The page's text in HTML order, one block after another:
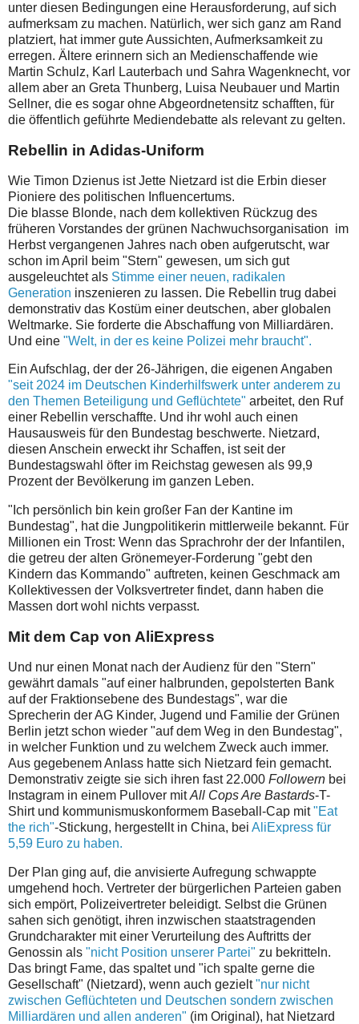
unter diesen Bedingungen eine Herausforderung, auf sich
aufmerksam zu machen. Natürlich, wer sich ganz am Rand
platziert, hat immer gute Aussichten, Aufmerksamkeit zu
erregen. Ältere erinnern sich an Medienschaffende wie
Martin Schulz, Karl Lauterbach und Sahra Wagenknecht, vor
allem aber an Greta Thunberg, Luisa Neubauer und Martin
Sellner, die es sogar ohne Abgeordnetensitz schafften, für
die öffentlich geführte Mediendebatte als relevant zu gelten.
Rebellin in Adidas-Uniform
Wie Timon Dzienus ist Jette Nietzard ist die Erbin dieser
Pioniere des politischen Influencertums.
Die blasse Blonde, nach dem kollektiven Rückzug des
früheren Vorstandes der grünen Nachwuchsorganisation im
Herbst vergangenen Jahres nach oben aufgerutscht, war
schon im April beim "Stern" gewesen, um sich gut
ausgeleuchtet als Stimme einer neuen, radikalen
Generation inszenieren zu lassen. Die Rebellin trug dabei
demonstrativ das Kostüm einer deutschen, aber globalen
Weltmarke. Sie forderte die Abschaffung von Milliardären.
Und eine "Welt, in der es keine Polizei mehr braucht".
Ein Aufschlag, der der 26-Jährigen, die eigenen Angaben
"seit 2024 im Deutschen Kinderhilfswerk unter anderem zu
den Themen Beteiligung und Geflüchtete" arbeitet, den Ruf
einer Rebellin verschaffte. Und ihr wohl auch einen
Hausausweis für den Bundestag beschwerte. Nietzard,
diesen Anschein erweckt ihr Schaffen, ist seit der
Bundestagswahl öfter im Reichstag gewesen als 99,9
Prozent der Bevölkerung im ganzen Leben.
"Ich persönlich bin kein großer Fan der Kantine im
Bundestag", hat die Jungpolitikerin mittlerweile bekannt. Für
Millionen ein Trost: Wenn das Sprachrohr der der Infantilen,
die getreu der alten Grönemeyer-Forderung "gebt den
Kindern das Kommando" auftreten, keinen Geschmack am
Kollektivessen der Volksvertreter findet, dann haben die
Massen dort wohl nichts verpasst.
Mit dem Cap von AliExpress
Und nur einen Monat nach der Audienz für den "Stern"
gewährt damals "auf einer halbrunden, gepolsterten Bank
auf der Fraktionsebene des Bundestags", war die
Sprecherin der AG Kinder, Jugend und Familie der Grünen
Berlin jetzt schon wieder "auf dem Weg in den Bundestag",
in welcher Funktion und zu welchem Zweck auch immer.
Aus gegebenem Anlass hatte sich Nietzard fein gemacht.
Demonstrativ zeigte sie sich ihren fast 22.000 Followern bei
Instagram in einem Pullover mitAll Cops Are Bastards-T-
Shirt und kommunismuskonformem Baseball-Cap mit"Eat
the rich"-Stickung, hergestellt in China, bei AliExpress für
5,59 Euro zu haben.
Der Plan ging auf, die anvisierte Aufregung schwappte
umgehend hoch. Vertreter der bürgerlichen Parteien gaben
sich empört, Polizeivertreter beleidigt. Selbst die Grünen
sahen sich genötigt, ihren inzwischen staatstragenden
Grundcharakter mit einer Verurteilung des Auftritts der
Genossin als "nicht Position unserer Partei" zu bekritteln.
Das bringt Fame, das spaltet und "ich spalte gerne die
Gesellschaft" (Nietzard), wenn auch gezielt"nur nicht
zwischen Geflüchteten und Deutschen sondern zwischen
Milliardären und allen anderen" (im Original), hat Nietzard